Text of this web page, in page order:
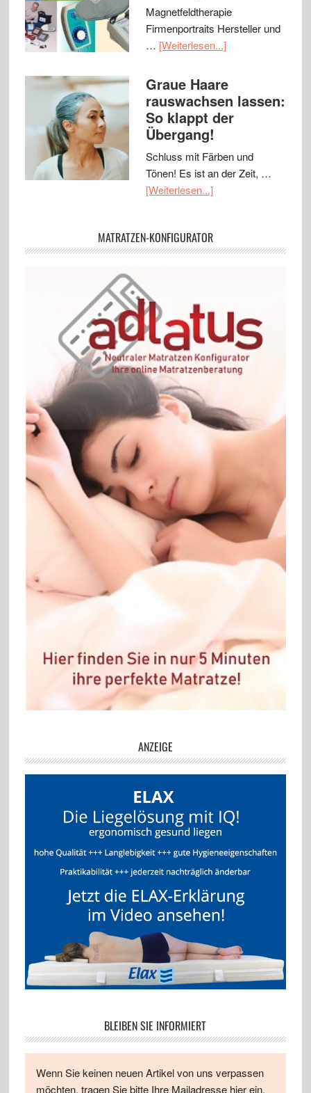
Magnetfeldtherapie
Firmenportraits Hersteller und
… [Weiterlesen...]
Graue Haare
rauswachsen lassen:
So klappt der
Übergang!
Schluss mit Färben und
Tönen! Es ist an der Zeit, …
[Weiterlesen...]
MATRATZEN-KONFIGURATOR
ANZEIGE
BLEIBEN SIE INFORMIERT
Wenn Sie keinen neuen Artikel von uns verpassen
möchten, tragen Sie bitte Ihre Mailadresse hier ein.